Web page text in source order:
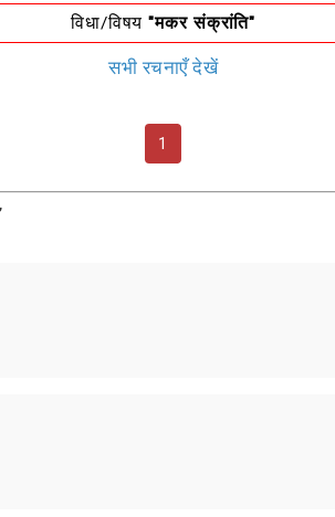
विधा/विषय"मकर संक्रांति"
सभी रचनाएँ देखें
1